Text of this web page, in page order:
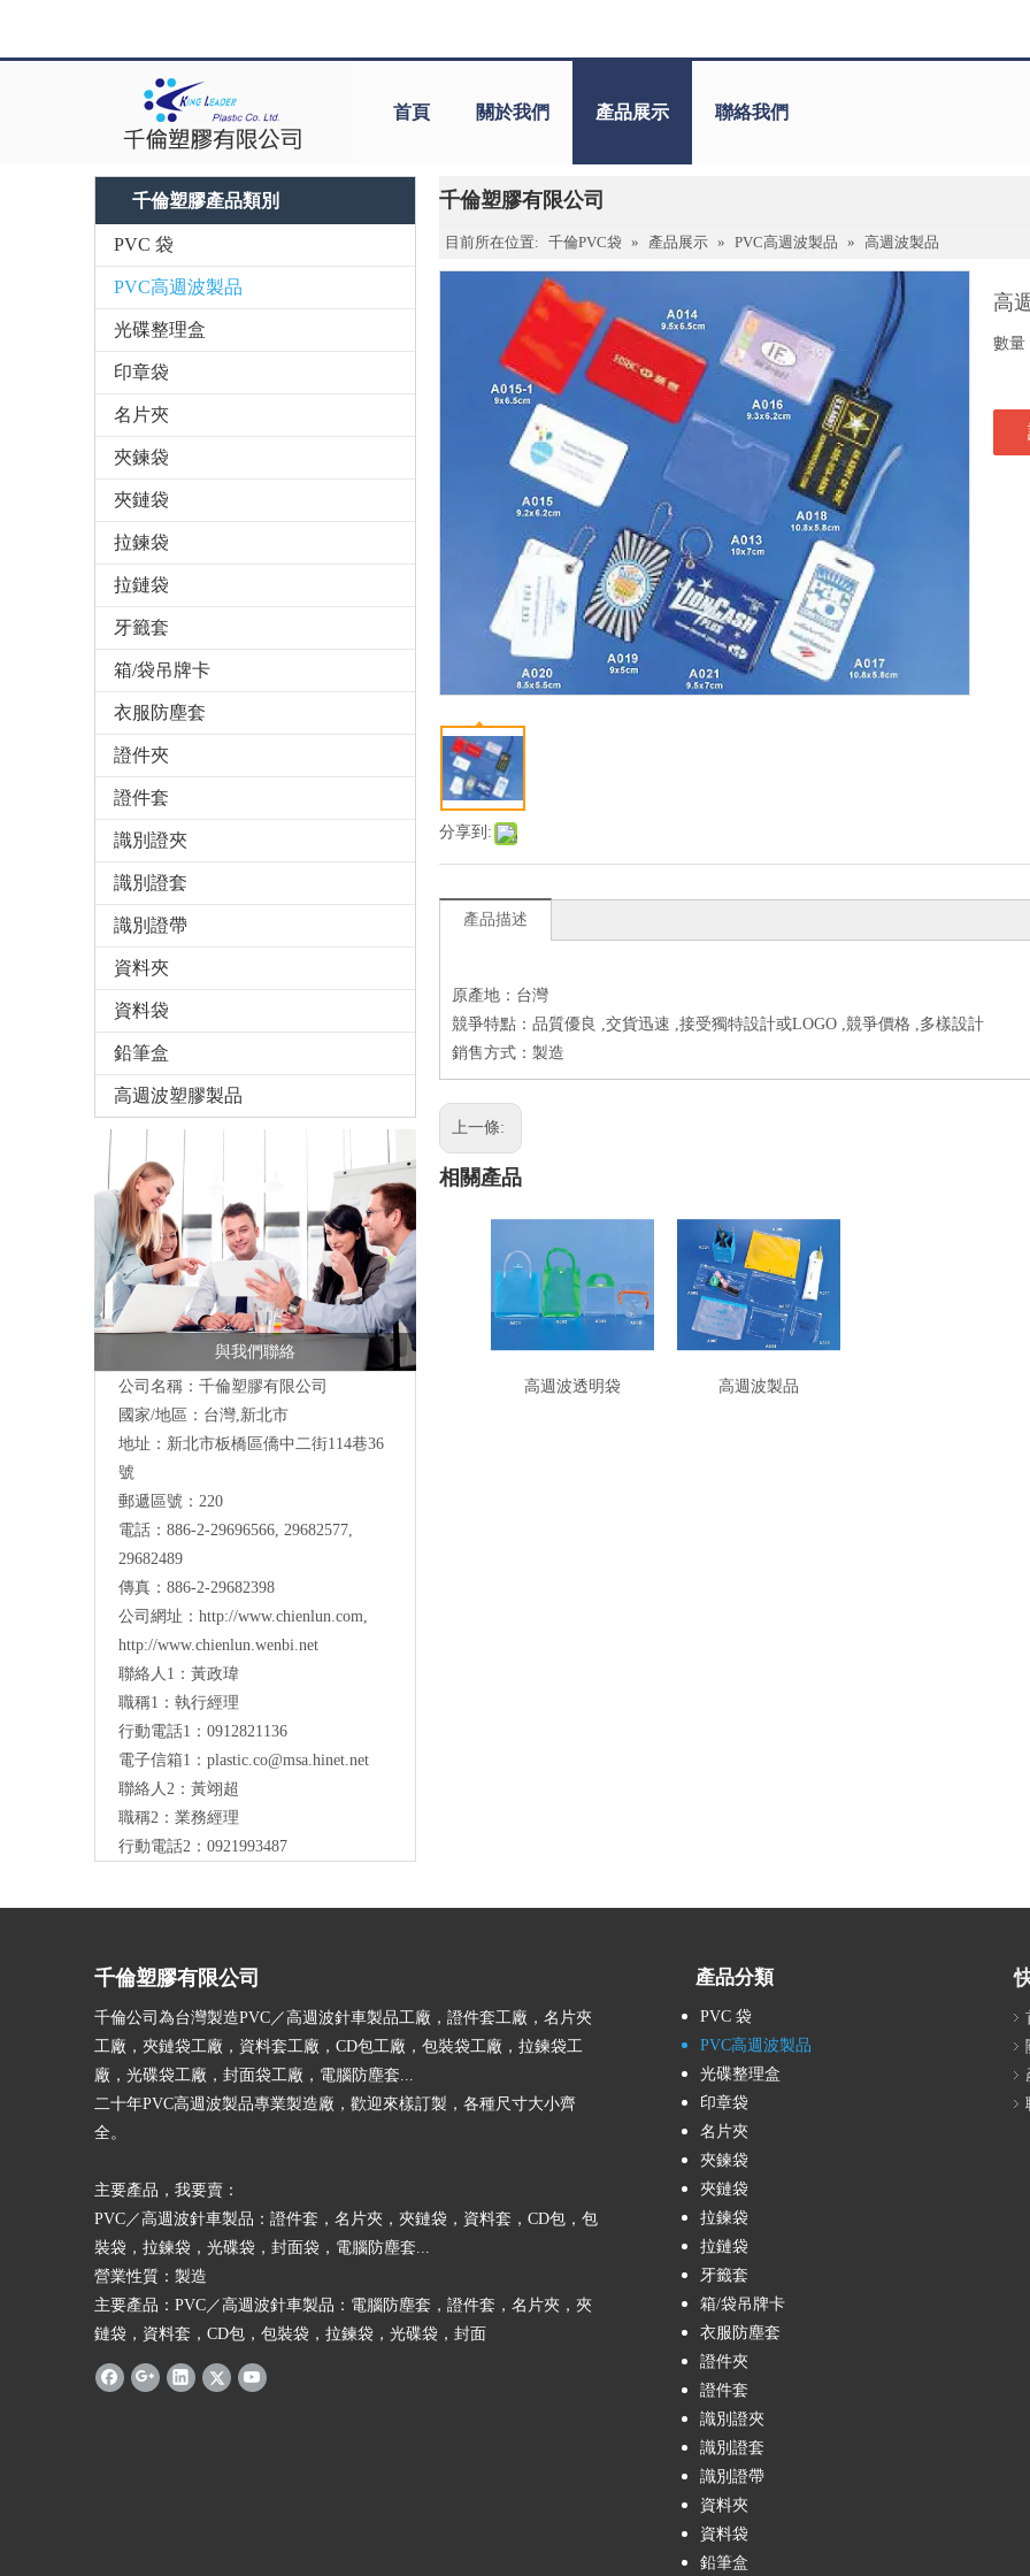
首頁 關於我們 產品展示 聯絡我們
千倫塑膠產品類別
PVC 袋
PVC高週波製品
光碟整理盒
印章袋
名片夾
夾鍊袋
夾鏈袋
拉鍊袋
拉鏈袋
牙籤套
箱/袋吊牌卡
衣服防塵套
證件夾
證件套
識別證夾
識別證套
識別證帶
資料夾
資料袋
鉛筆盒
高週波塑膠製品
與我們聯絡
公司名稱：千倫塑膠有限公司
國家/地區：台灣,新北市
地址：新北市板橋區僑中二街114巷36
號
郵遞區號：220
電話： 886-2-29696566, 29682577,
29682489
傳真：886-2-29682398
公司網址： http://www.chienlun.com,
http://www.chienlun.wenbi.net
聯絡人1：黃政瑋
職稱1：執行經理
行動電話1：0912821136
電子信箱1： plastic.co@msa.hinet.net
聯絡人2：黃翊超
職稱2：業務經理
行動電話2：0921993487
千倫塑膠有限公司
目前所在位置: 千倫PVC袋 » 產品展示 » PVC高週波製品 » 高週波製品
分享到:
高
數量
產品描述
原產地：台灣
競爭特點：品質優良 ,交貨迅速 ,接受獨特設計或LOGO ,競爭價格 ,多樣設計
銷售方式：製造
上一條:
相關產品
高週波透明袋 高週波製品
千倫塑膠有限公司
千倫公司為台灣製造PVC／高週波針車製品工廠，證件套工廠，名片夾
工廠，夾鏈袋工廠，資料套工廠，CD包工廠，包裝袋工廠，拉鍊袋工
廠，光碟袋工廠，封面袋工廠，電腦防塵套...
二十年PVC高週波製品專業製造廠，歡迎來樣訂製，各種尺寸大小齊
全。
​主要產品，我要賣：
PVC／高週波針車製品：證件套，名片夾，夾鏈袋，資料套，CD包，包
裝袋，拉鍊袋，光碟袋，封面袋，電腦防塵套...
營業性質：製造
主要產品：PVC／高週波針車製品：電腦防塵套，證件套，名片夾，夾
鏈袋，資料套，CD包，包裝袋，拉鍊袋，光碟袋，封面
產品分類
PVC 袋
PVC高週波製品
光碟整理盒
印章袋
名片夾
夾鍊袋
夾鏈袋
拉鍊袋
拉鏈袋
牙籤套
箱/袋吊牌卡
衣服防塵套
證件夾
證件套
識別證夾
識別證套
識別證帶
資料夾
資料袋
鉛筆盒